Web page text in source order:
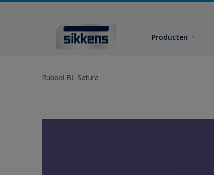
Producten
Rubbol BL Satura